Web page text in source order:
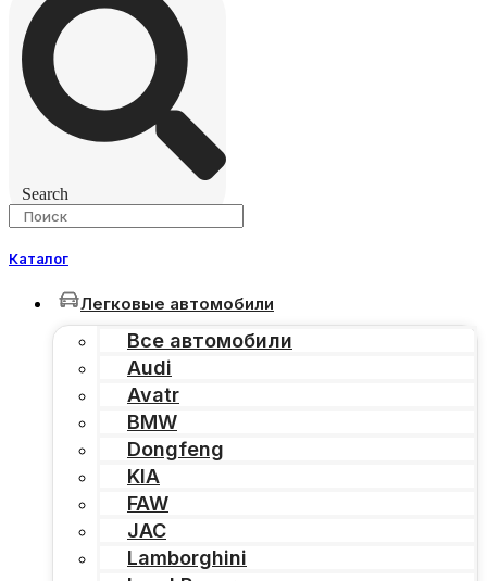
Search
Каталог
Легковые автомобили
Все автомобили
Audi
Avatr
BMW
Dongfeng
KIA
FAW
JAC
Lamborghini